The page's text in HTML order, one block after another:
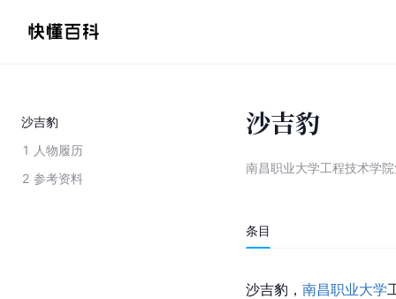
沙吉豹
1 人物履历
2 参考资料
沙吉豹
南昌职业大学工程技术学
条目
沙吉豹， 南昌职业大学